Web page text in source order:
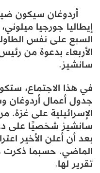
أردوغان سيكون
إيطاليا جورجيا
السبع على نفس
الأربعاء بدعوة من
سانشيز.
في هذا الاجتماع،
جدول أعمال أردوغان
الإسرائيلية على غزة.
سانشيز شخصيًا على
بعد أن أعلن الأخير
الماضي. حسبما ذكرت
تقرير لها.